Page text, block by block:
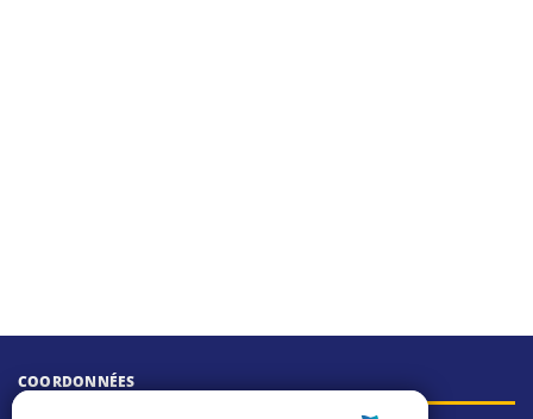
COORDONNÉES